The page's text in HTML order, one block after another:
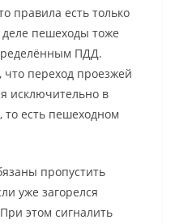
правила есть только
пешеходы тоже
ПДД.
что переход проезжей
исключительно в
есть пешеходном
пропустить
уже загорелся
этом сигналить